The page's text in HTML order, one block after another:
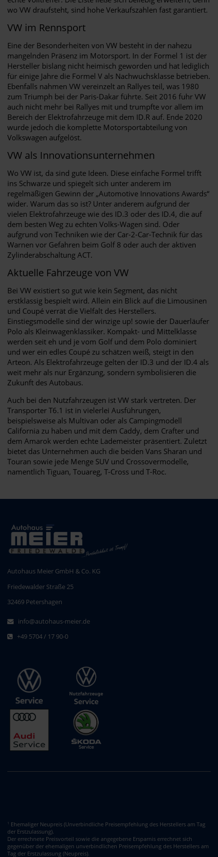
wo VW draufsteht, sind hohe Verkaufszahlen fast garantiert.
VW im Rennsport
Eine der Besonderheiten von VW besteht in der nahezu
mangelnden Präsenz im Motorsport. In der Formel 1 ist der
Hersteller bislang nicht heimisch geworden und hat lediglich
für einige Jahre die Formel V als Nachwuchsklasse betrieben.
Ebenfalls nahmen VW vereinzelt an Rallyes teil, was 1980
zum Triumph bei der Paris-Dakar führte. Seit 2016 fuhr VW
auch nicht mehr bei Rallyes mit und trumpfte vor allem im
Bereich der Elektrofahrzeuge mit dem ID.R auf. Ende 2020
wurde jedoch die komplette Motorsportabteilung von
Volkswagen aufgelöst.
VW als Innovationsunternehmen
Wo VW ist, da sind gute Ideen. Diese einfache Formel trifft
ins Schwarze und spiegelt sich unter anderem im
regelmäßigen Gewinn der „Automotive Innovations Awards“
wider. Warum das so ist? Unter anderem aufgrund der
vielen Elektrofahrzeuge wie des ID.3 oder des ID.4, die auf
dem besten Weg zu echten Volks-Wagen sind. Oder
aufgrund von Techniken wie der Car-2-Car-Technik für das
Warnen vor Gefahren beim Golf 8 oder auch der aktiven
Zylinderabschaltung ACT.
Aktuelle Fahrzeuge von VW
Bei VW existiert so gut wie kein Segment, das nicht
erstklassig bespielt wird. Allein ein Blick auf die Limousinen
und Coupé verrät die Vielfalt des Herstellers.
Einstiegsmodelle sind der winzige up! sowie der Dauerläufer
Polo als Kleinwagenklassiker. Kompakt- und Mittelklasse
werden seit eh und je vom Golf und dem Polo dominiert
und wer ein edles Coupé zu schätzen weiß, steigt in den
Arteon. Als Elektrofahrzeuge gelten der ID.3 und der ID.4 als
weit mehr als nur Ergänzung, sondern symbolisieren die
Zukunft des Autobaus.
Auch bei den Nutzfahrzeugen ist VW stark vertreten. Der
Transporter T6.1 ist in vielerlei Ausführungen,
beispielsweise als Multivan oder als Campingmodell
California zu haben und mit dem Caddy, dem Crafter und
dem Amarok werden echte Lademeister präsentiert. Zuletzt
bietet das Unternehmen auch die beiden Vans Sharan und
Touran sowie jede Menge SUV und Crossovermodelle,
namentlich Tiguan, Touareg, T-Cross und T-Roc.
Autohaus Meier GmbH & Co. KG
Friedewalder Straße 25
32469 Petershagen
info@autohaus-meier.de
+49 5704 / 17 90-0
1 Ehemaliger Neupreis (Unverbindliche Preisempfehlung des Herstellers am Tag
der Erstzulassung).
Der errechnete Preisvorteil sowie die angegebene Ersparnis errechnet sich
gegenüber der ehemaligen unverbindlichen Preisempfehlung des Herstellers am
Tag der Erstzulassung (Neupreis).